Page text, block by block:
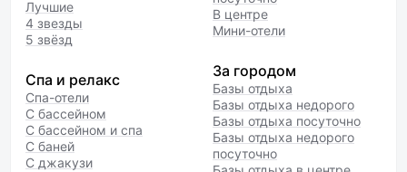
Лучшие
4 звезды
5 звёзд
Спа и релакс
Спа-отели
С бассейном
С бассейном и спа
С баней
С джакузи
В центре
Мини-отели
За городом
Базы отдыха
Базы отдыха недорого
Базы отдыха посуточно
Базы отдыха недорого
посуточно